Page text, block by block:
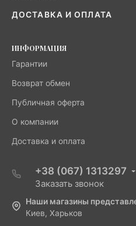
ДОСТАВКА И ОПЛАТА
ИНФОРМАЦИЯ
Гарантии
Возврат обмен
Публичная оферта
О компании
Доставка и оплата
+38 (067) 1313297
Заказать звонок
Наши магазины
Киев, Харьков